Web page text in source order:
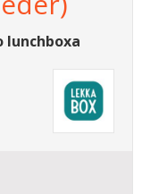
lunchboxa